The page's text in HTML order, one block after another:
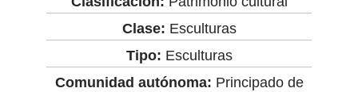
Clase: Esculturas
Tipo: Esculturas
Comunidad autónoma: Principado de